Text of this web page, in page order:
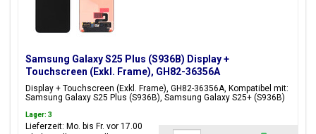
Samsung Galaxy S25 Plus (S936B) Display +
Touchscreen (Exkl. Frame), GH82-36356A
Display + Touchscreen (Exkl. Frame), GH82-36356A, Kompatibel mit:
Samsung Galaxy S25 Plus (S936B), Samsung Galaxy S25+ (S936B)
Lager: 3
Lieferzeit: Mo. bis Fr. vor 17.00